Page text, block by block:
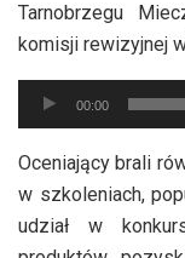
Tarnobrzegu
komisji rewizyjnej
Odtwarzacz
plików
dźwiękowych
00:00
Oceniający brali
w szkoleniach,
udział w